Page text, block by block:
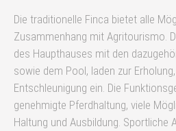
Die traditionelle Finca bietet alle
Zusammenhang mit Agritourismo.
des Haupthauses mit den
sowie dem Pool, laden zur
Entschleunigung ein. Die
genehmigte Pferdhaltung, viele
Haltung und Ausbildung. Sportliche